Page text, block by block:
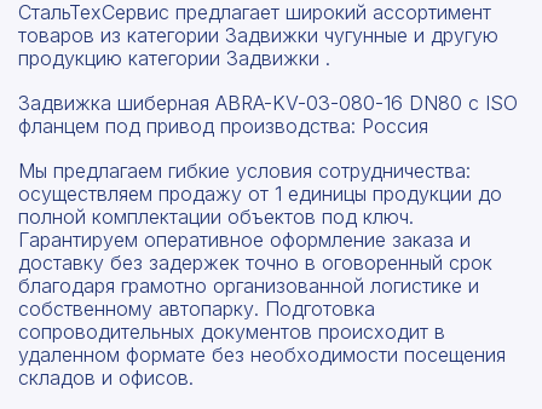
СтальТехСервис предлагает широкий ассортимент
товаров из категории Задвижки чугунные и другую
продукцию категории Задвижки .
Задвижка шиберная ABRA-KV-03-080-16 DN80 c ISO
фланцем под привод производства: Россия
Мы предлагаем гибкие условия сотрудничества:
осуществляем продажу от 1 единицы продукции до
полной комплектации объектов под ключ.
Гарантируем оперативное оформление заказа и
доставку без задержек точно в оговоренный срок
благодаря грамотно организованной логистике и
собственному автопарку. Подготовка
сопроводительных документов происходит в
удаленном формате без необходимости посещения
складов и офисов.